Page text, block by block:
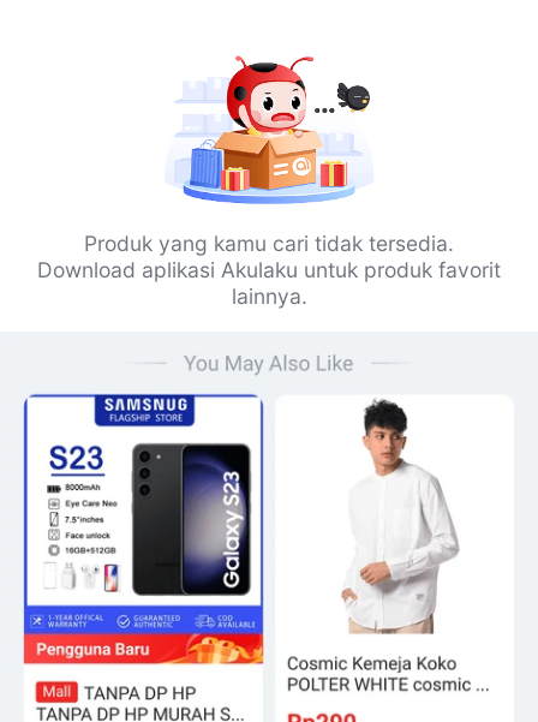
Produk yang kamu cari tidak tersedia.
Download aplikasi Akulaku untuk produk favorit
lainnya.